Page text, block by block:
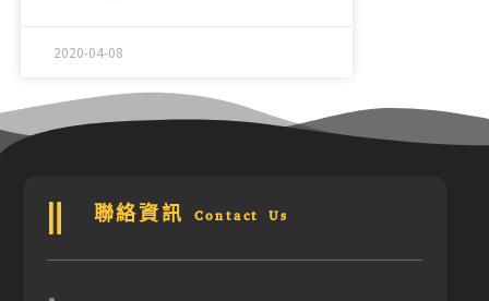
2020-04-08
聯絡資訊 Contact Us